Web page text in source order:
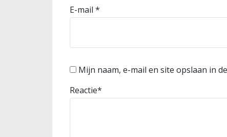
E-mail *
Mijn naam, e-mail en site opslaan in
Reactie*